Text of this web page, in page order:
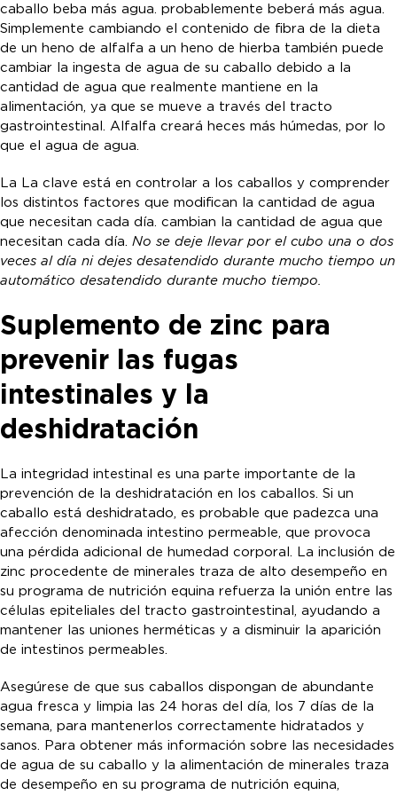
caballo beba más agua. probablemente beberá más agua.
Simplemente cambiando el contenido de fibra de la dieta
de un heno de alfalfa a un heno de hierba también puede
cambiar la ingesta de agua de su caballo debido a la
cantidad de agua que realmente mantiene en la
alimentación, ya que se mueve a través del tracto
gastrointestinal. Alfalfa creará heces más húmedas, por lo
que el agua de agua.
La La clave está en controlar a los caballos y comprender
los distintos factores que modifican la cantidad de agua
que necesitan cada día. cambian la cantidad de agua que
necesitan cada día. No se deje llevar por el cubo una o dos
veces al día ni dejes desatendido durante mucho tiempo un
automático desatendido durante mucho tiempo.
Suplemento de zinc para
prevenir las fugas
intestinales y la
deshidratación
La integridad intestinal es una parte importante de la
prevención de la deshidratación en los caballos. Si un
caballo está deshidratado, es probable que padezca una
afección denominada intestino permeable, que provoca
una pérdida adicional de humedad corporal. La inclusión de
zinc procedente de minerales traza de alto desempeño en
su programa de nutrición equina refuerza la unión entre las
células epiteliales del tracto gastrointestinal, ayudando a
mantener las uniones herméticas y a disminuir la aparición
de intestinos permeables.
Asegúrese de que sus caballos dispongan de abundante
agua fresca y limpia las 24 horas del día, los 7 días de la
semana, para mantenerlos correctamente hidratados y
sanos. Para obtener más información sobre las necesidades
de agua de su caballo y la alimentación de minerales traza
de desempeño en su programa de nutrición equina,